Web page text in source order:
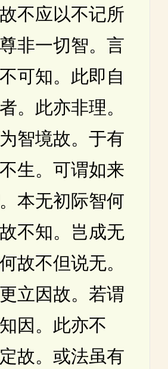
不应以不记所
非一切智。言
可知。此即自
。此亦非理。
智境故。于有
生。可谓如来
本无初际智何
不知。岂成无
故不但说无。
立因故。若谓
因。此亦不
故。或法虽有